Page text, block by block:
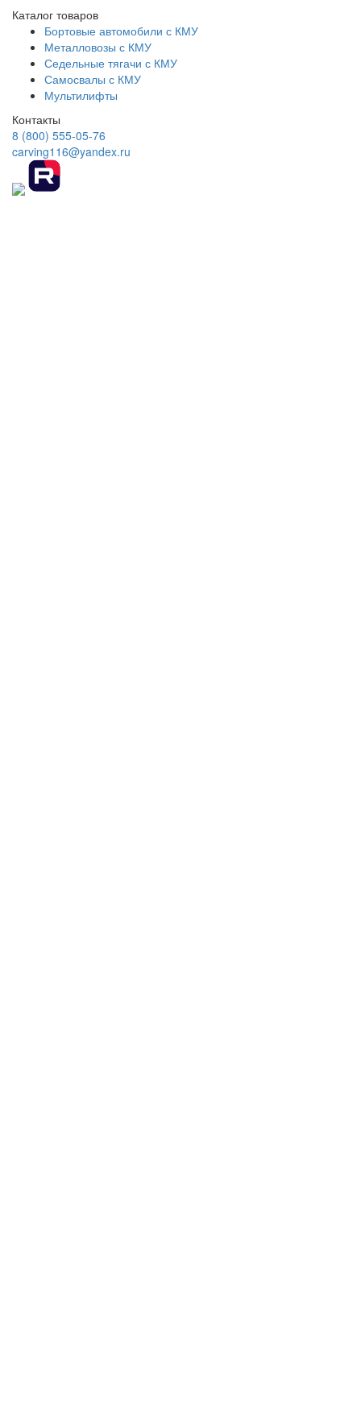
Каталог товаров
Бортовые автомобили с КМУ
Металловозы с КМУ
Седельные тягачи с КМУ
Самосвалы с КМУ
Мультилифты
Контакты
8 (800) 555-05-76
carving116@yandex.ru